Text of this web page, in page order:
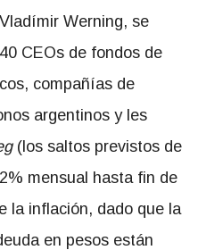
Werning, se
CEOs de fondos de
compañías de
argentinos y les
(los saltos previstos de
mensual hasta fin de
la inflación, dado que la
en pesos están